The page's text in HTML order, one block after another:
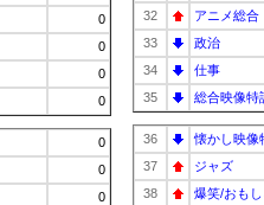
0
0
0
0
0
0
0
32
アニメ総合
33
政治
34
仕事
35
総合映像特
36 懐かし映像
37
ジャズ
38
爆笑/おもし